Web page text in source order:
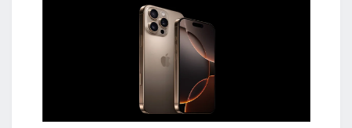
دستگاه‌هایی با عملکرد بی‌نظیر، این سال با رقابت سختی بین
برندهای مختلف همراه بود. در این مقاله، بهترین گوشی‌های سال
2024 را از شماره 5 تا شماره 1 معرفی خواهیم کرد، تا شما بتوانید با
توجه به نقاط قوت و ضعف هر مدل، انتخاب بهتری داشته باشید.